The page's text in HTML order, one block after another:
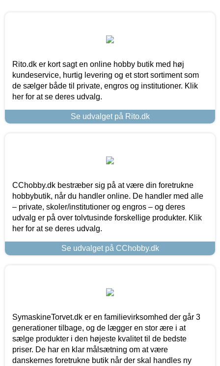
Rito.dk er kort sagt en online hobby butik med høj
kundeservice, hurtig levering og et stort sortiment som
de sælger både til private, engros og institutioner. Klik
her for at se deres udvalg.
Se udvalget på Rito.dk
CChobby.dk bestræber sig på at være din foretrukne
hobbybutik, når du handler online. De handler med alle
– private, skoler/institutioner og engros – og deres
udvalg er på over tolvtusinde forskellige produkter. Klik
her for at se deres udvalg.
Se udvalget på CChobby.dk
SymaskineTorvet.dk er en familievirksomhed der går 3
generationer tilbage, og de lægger en stor ære i at
sælge produkter i den højeste kvalitet til de bedste
priser. De har en klar målsætning om at være
danskernes foretrukne butik når der skal handles ny